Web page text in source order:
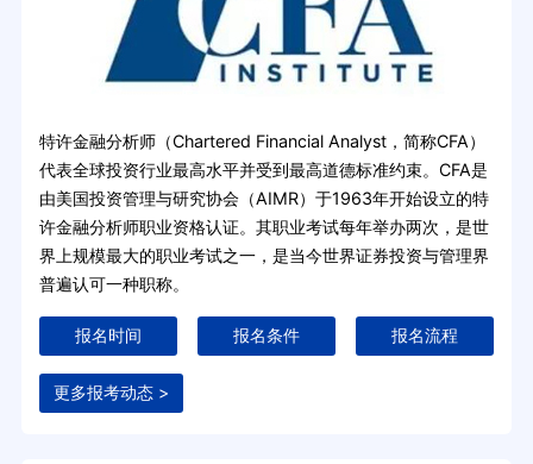
特许金融分析师（Chartered Financial Analyst，简称CFA）
代表全球投资行业最高水平并受到最高道德标准约束。CFA是
由美国投资管理与研究协会（AIMR）于1963年开始设立的特
许金融分析师职业资格认证。其职业考试每年举办两次，是世
界上规模最大的职业考试之一，是当今世界证券投资与管理界
普遍认可一种职称。
报名时间 报名条件 报名流程
更多报考动态 >